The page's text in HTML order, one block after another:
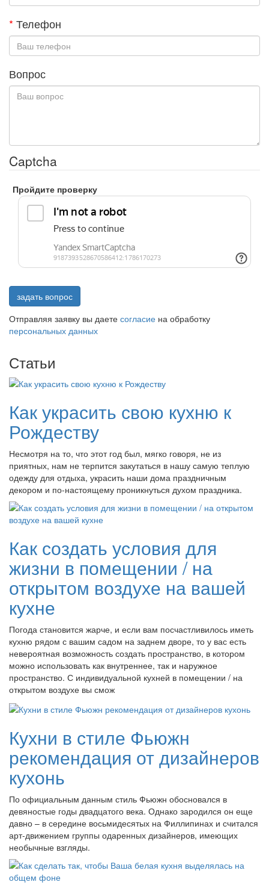
* Телефон
Вопрос
Captcha
Пройдите проверку
задать вопрос
Отправляя заявку вы даете согласие на обработку
персональных данных
Статьи
Как украсить свою кухню к
Рождеству
Несмотря на то, что этот год был, мягко говоря, не из
приятных, нам не терпится закутаться в нашу самую теплую
одежду для отдыха, украсить наши дома праздничным
декором и по-настоящему проникнуться духом праздника.
Как создать условия для
жизни в помещении / на
открытом воздухе на вашей
кухне
Погода становится жарче, и если вам посчастливилось иметь
кухню рядом с вашим садом на заднем дворе, то у вас есть
невероятная возможность создать пространство, в котором
можно использовать как внутреннее, так и наружное
пространство. С индивидуальной кухней в помещении / на
открытом воздухе вы смож
Кухни в стиле Фьюжн
рекомендация от дизайнеров
кухонь
По официальным данным стиль Фьюжн обосновался в
девяностые годы двадцатого века. Однако зародился он еще
давно – в середине восьмидесятых на Филлипинах и считался
арт-движением группы одаренных дизайнеров, имеющих
необычные взгляды.